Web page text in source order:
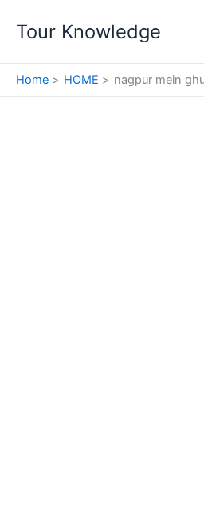
Tour Knowledge
Home HOME nagpur mein